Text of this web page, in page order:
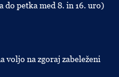
do petka med 8. in 16. uro)
voljo na zgoraj zabeleženi